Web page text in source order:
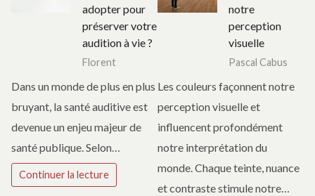
adopter pour
préserver votre
audition à vie ?
Florent
Dans un monde de plus en plus
bruyant, la santé auditive est
devenue un enjeu majeur de
santé publique. Selon…
Continuer la lecture
notre
perception
visuelle
Pascal Cabus
Les couleurs façonnent notre
perception visuelle et
influencent profondément
notre interprétation du
monde. Chaque teinte, nuance
et contraste stimule notre…